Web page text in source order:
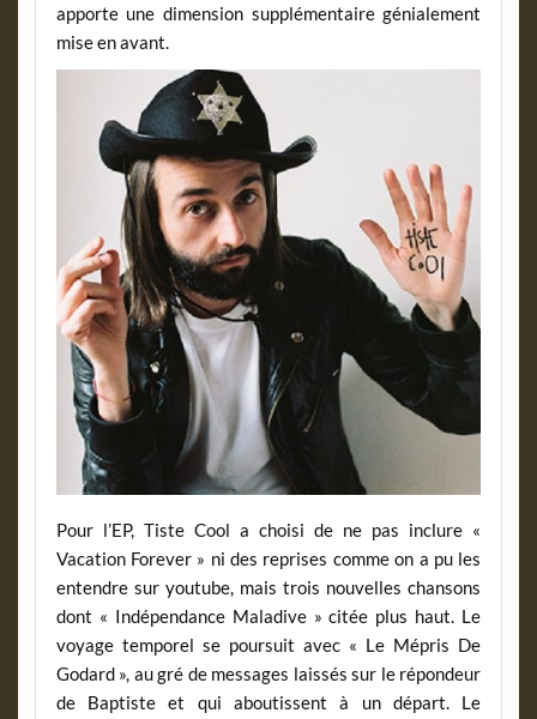
apporte une dimension supplémentaire génialement
mise en avant.
Pour l’EP, Tiste Cool a choisi de ne pas inclure «
Vacation Forever » ni des reprises comme on a pu les
entendre sur youtube, mais trois nouvelles chansons
dont « Indépendance Maladive » citée plus haut. Le
voyage temporel se poursuit avec « Le Mépris De
Godard », au gré de messages laissés sur le répondeur
de Baptiste et qui aboutissent à un départ. Le